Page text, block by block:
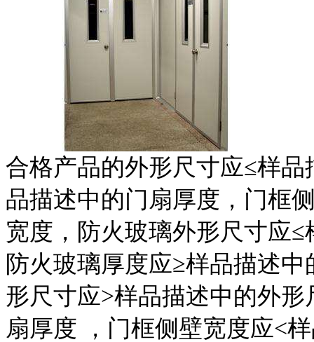
合格产品的外形尺寸应≤样
品描述中的门扇厚度，门框
宽度，防火玻璃外形尺寸应
防火玻璃厚度应≥样品描述
形尺寸应>样品描述中的外
扇厚度 ，门框侧壁宽度应<